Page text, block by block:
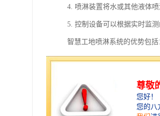
4. 喷淋装置将水或其他液体
5. 控制设备可以根据实时监
智慧工地喷淋系统的优势包括
1. 实时监测：可以实时监测
3. 节能环保：可以根据实时
4. 提高工作效率：可以快速